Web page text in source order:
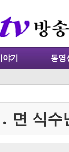
기 동영
면 식수